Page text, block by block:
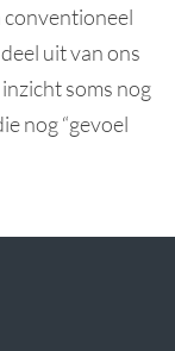
uit van ons
soms nog
nog “gevoel